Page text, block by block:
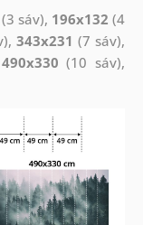
(3 sáv), 196x132 (4
343x231 (7 sáv),
490x330 (10 sáv),